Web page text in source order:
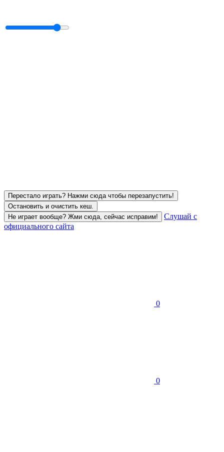
Перестало играть? Нажми сюда чтобы перезапустить!
Остановить и очистить кеш.
Не играет вообще? Жми сюда, сейчас исправим!
Слушай с
официального сайта
0
0